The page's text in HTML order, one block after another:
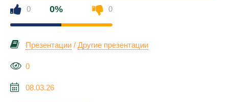
0 0% 0
Презентации / Другие презентации
0
08.03.26